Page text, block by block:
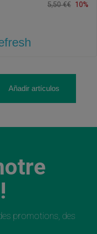
5,50 €€ 10%
Añadir artículos
promotions, des